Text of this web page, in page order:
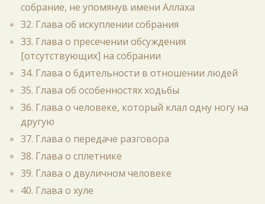
собрание, не упомянув имени Аллаха
32. Глава об искуплении собрания
33. Глава о пресечении обсуждения
[отсутствующих] на собрании
34. Глава о бдительности в отношении людей
35. Глава об особенностях ходьбы
36. Глава о человеке, который клал одну ногу на
другую
37. Глава о передаче разговора
38. Глава о сплетнике
39. Глава о двуличном человеке
40. Глава о хуле